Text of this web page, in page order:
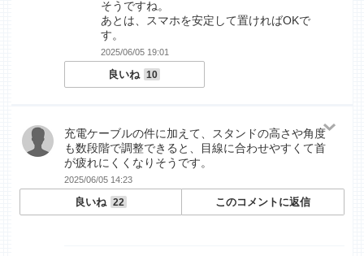
そうですね。
あとは、スマホを安定して置ければOKで
す。
2025/06/05 19:01
良いね 10
充電ケーブルの件に加えて、スタンドの高さや角度
も数段階で調整できると、目線に合わせやすくて首
が疲れにくくなりそうです。
2025/06/05 14:23
良いね 22 このコメントに返信